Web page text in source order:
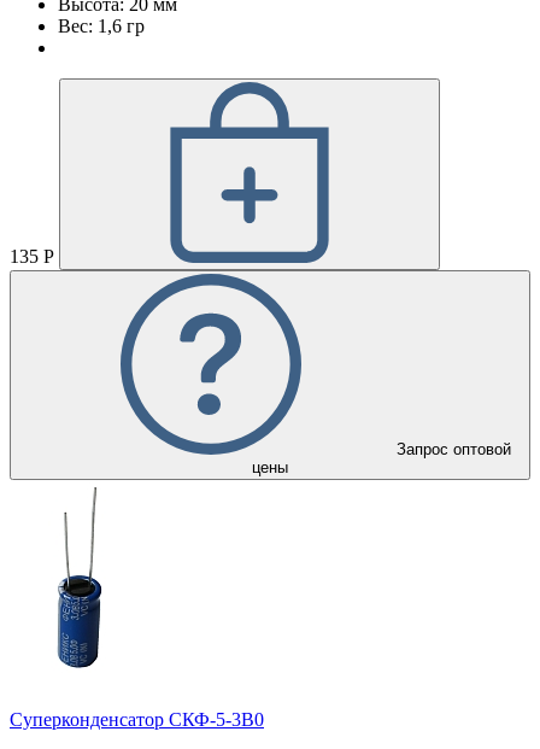
Высота: 20 мм
Вес: 1,6 гр
135 Р
Запрос оптовой
цены
Суперконденсатор СКФ-5-3В0